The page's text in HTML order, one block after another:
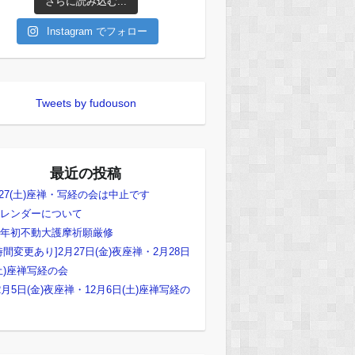
Instagram でフォロー
Tweets by fudouson
最近の投稿
土)座禅・写経の会は中止です
ンダーについて
初不動大護摩祈願厳修
間変更あり]2月27日(金)夜座禅・2月28日
)座禅写経の会
5日(金)夜座禅・12月6日(土)座禅写経の